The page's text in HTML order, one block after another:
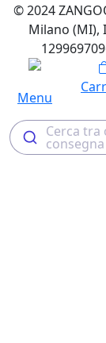
© 2024
Milano (MI),
Menu
Cerca
consegna